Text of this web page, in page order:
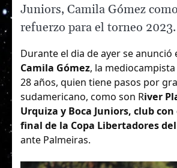
Juniors, Camila Gómez
refuerzo para el torneo 2023.
Durante el dia de ayer se anunció
Camila Gómez, la
28 años, quien tiene pasos por
sudamericano, como son River
Urquiza y Boca Juniors, club
final de la Copa Libertadores del
ante Palmeiras.